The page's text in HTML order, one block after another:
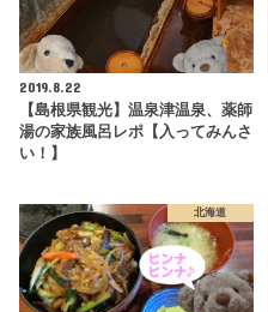
2019.8.22
【島根県観光】温泉津温泉、薬師
湯の家族風呂レポ【入ってみんさ
い！】
北海道